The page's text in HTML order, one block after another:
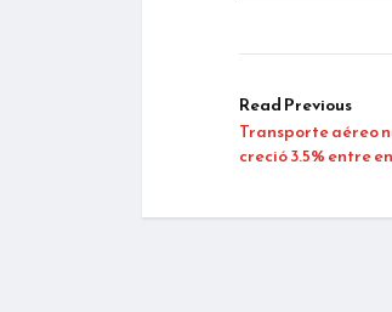
Read Previous
Transporte aéreo
creció 3.5% entre